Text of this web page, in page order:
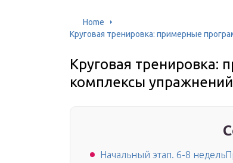
Home
Круговая тренировка: примерные
Круговая
комплексы
Начальный этап. 6-8